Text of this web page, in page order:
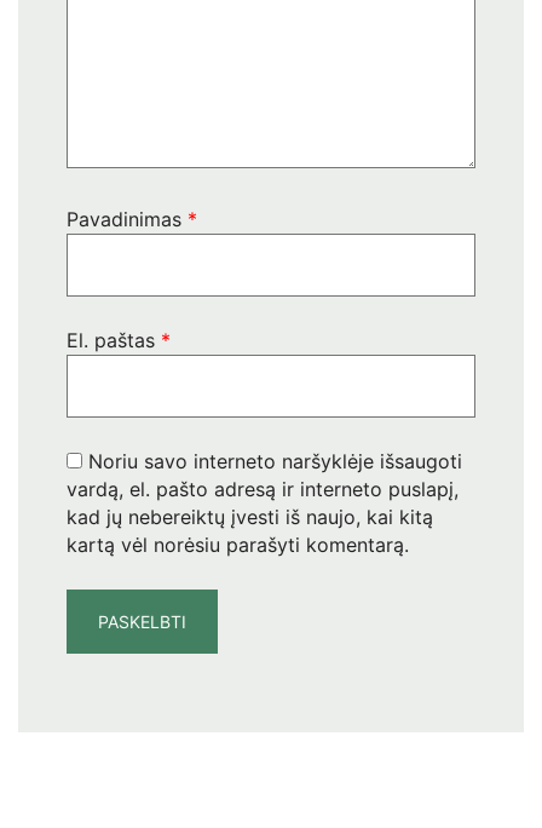
Pavadinimas *
El. paštas *
Noriu savo interneto naršyklėje išsaugoti
vardą, el. pašto adresą ir interneto puslapį,
kad jų nebereiktų įvesti iš naujo, kai kitą
kartą vėl norėsiu parašyti komentarą.